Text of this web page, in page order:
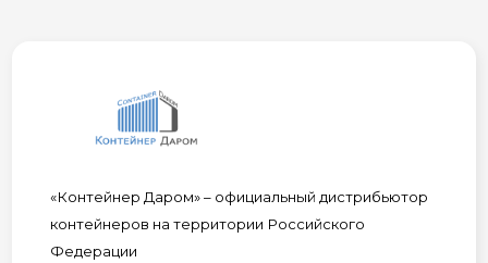
«Контейнер Даром» – официальный дистрибьютор
контейнеров на территории Российского
Федерации